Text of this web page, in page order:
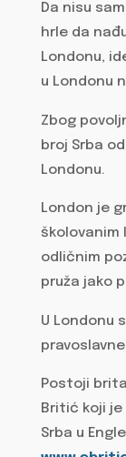
Da nisu
hrle da
Londonu,
u Londonu
Zbog
broj Srba
Londonu.
London je
školovanim
odličnim
pruža jako
U Londonu
Postoji
Britić koji
Srba u